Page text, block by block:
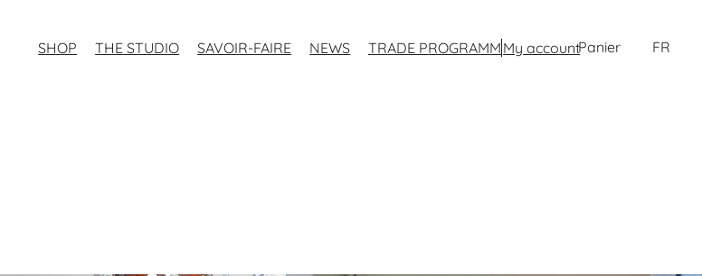
SHOP THE STUDIO SAVOIR-FAIRE NEWS TRADE PROGRAMM My account FR